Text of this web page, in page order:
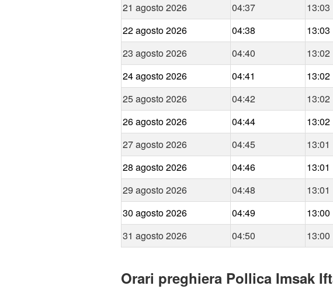
21 agosto 2026
04:37 13:03
22 agosto 2026
04:38 13:03
23 agosto 2026
04:40 13:02
24 agosto 2026
04:41 13:02
25 agosto 2026
04:42 13:02
26 agosto 2026
04:44 13:02
27 agosto 2026
04:45 13:01
28 agosto 2026
04:46 13:01
29 agosto 2026
04:48 13:01
30 agosto 2026
04:49 13:00
31 agosto 2026
04:50 13:00
Orari preghiera Pollica Imsak